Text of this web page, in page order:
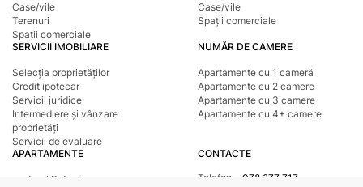
Case/vile
Terenuri
Spații comerciale
Case/vile
Spații comerciale
SERVICII IMOBILIARE
Selecția proprietăților
Credit ipotecar
Servicii juridice
Intermediere și vânzare
proprietăți
Servicii de evaluare
NUMĂR DE CAMERE
Apartamente cu 1 cameră
Apartamente cu 2 camere
Apartamente cu 3 camere
Apartamente cu 4+ camere
APARTAMENTE
sectorul Botanica
CONTACTE
Telefon
078 277 717